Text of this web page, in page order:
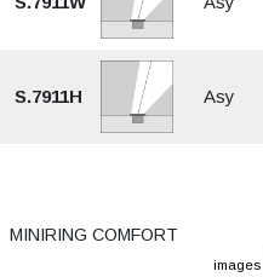
S.7911H Asy
images
MINIRING COMFORT